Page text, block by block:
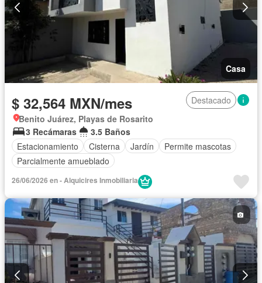
Casa
$ 32,564 MXN/mes
Destacado
Benito Juárez, Playas de Rosarito
3 Recámaras
3.5 Baños
Estacionamiento
Cisterna Jardín
Permite mascotas
Parcialmente amueblado
26/06/2026 en - Alquicires Inmobiliaria